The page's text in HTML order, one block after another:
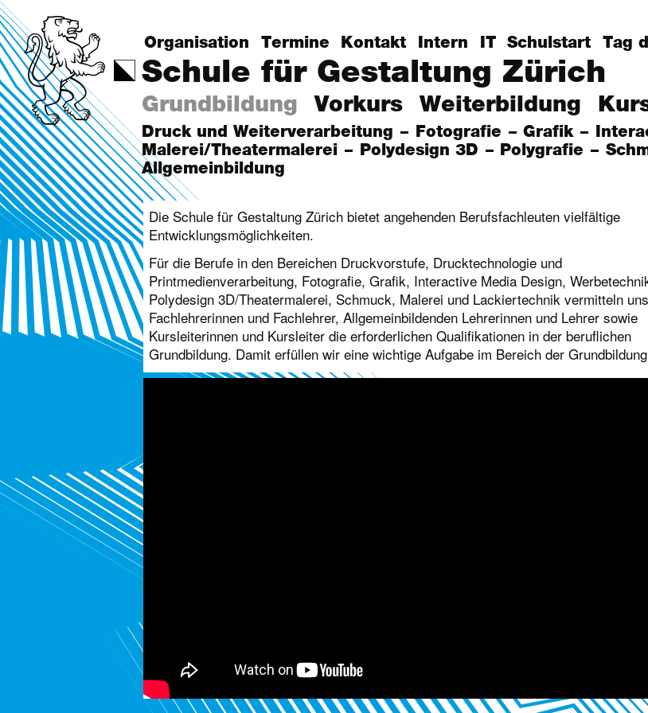
Organisation Termine Kontakt Intern IT Schulstart Tag
Schule für Gestaltung Zürich
Grundbildung Vorkurs Weiterbildung
Druck und Weiterverarbeitung Fotografie Grafik
Malerei/Theatermalerei
Polydesign 3D Polygrafie
Allgemeinbildung
Die Schule für Gestaltung Zürich bietet angehenden Berufsfachleuten vielfältige
Entwicklungsmöglichkeiten.
Für die Berufe in den Bereichen Druckvorstufe, Drucktechnologie und
Printmedienverarbeitung, Fotografie, Grafik, Interactive Media Design,
Polydesign 3D/Theatermalerei, Schmuck, Malerei und Lackiertechnik vermitteln
Fachlehrerinnen und Fachlehrer, Allgemeinbildenden Lehrerinnen und Lehrer sowie
Kursleiterinnen und Kursleiter die erforderlichen Qualifikationen in der beruflichen
Grundbildung. Damit erfüllen wir eine wichtige Aufgabe im Bereich der